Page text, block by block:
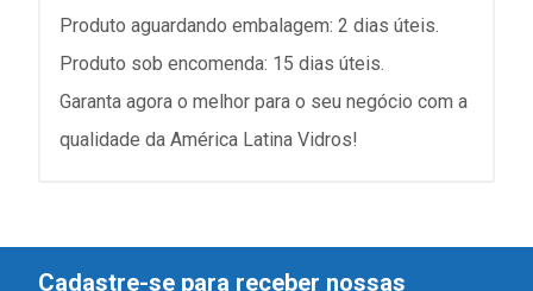
Produto aguardando embalagem: 2 dias úteis.
Produto sob encomenda: 15 dias úteis.
Garanta agora o melhor para o seu negócio com a
qualidade da América Latina Vidros!
Cadastre-se para receber nossas